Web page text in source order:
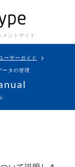
メントサイト
ーザーガイド
ータの管理